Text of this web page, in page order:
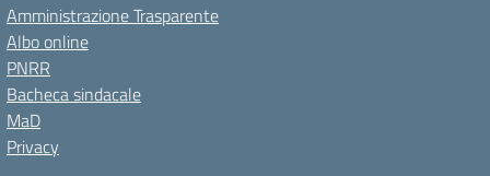
Amministrazione Trasparente
Albo online
PNRR
Bacheca sindacale
MaD
Privacy